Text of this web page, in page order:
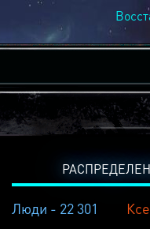
Люди - 22 301